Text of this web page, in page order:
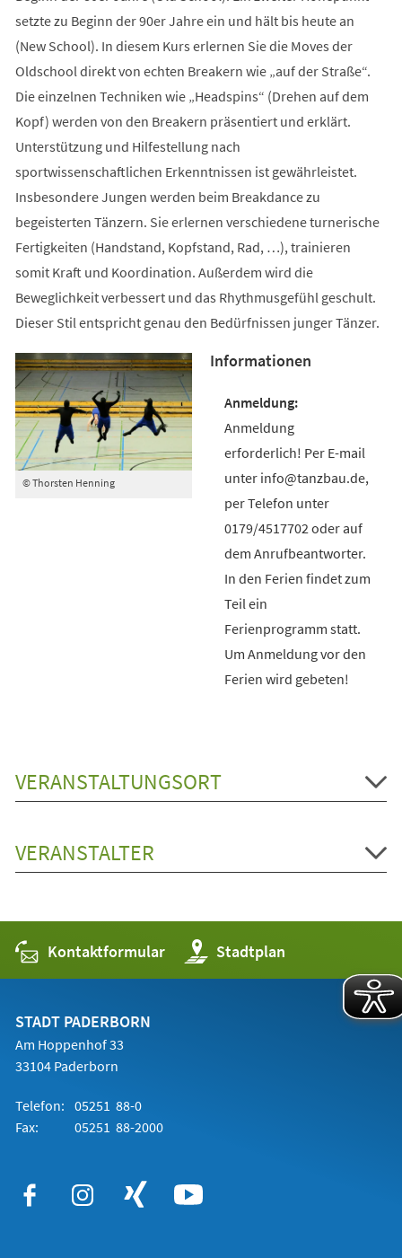
setzte zu Beginn der 90er Jahre ein und hält bis heute an
(New School). In diesem Kurs erlernen Sie die Moves der
Oldschool direkt von echten Breakern wie „auf der Straße“.
Die einzelnen Techniken wie „Headspins“ (Drehen auf dem
Kopf) werden von den Breakern präsentiert und erklärt.
Unterstützung und Hilfestellung nach
sportwissenschaftlichen Erkenntnissen ist gewährleistet.
Insbesondere Jungen werden beim Breakdance zu
begeisterten Tänzern. Sie erlernen verschiedene turnerische
Fertigkeiten (Handstand, Kopfstand, Rad, …), trainieren
somit Kraft und Koordination. Außerdem wird die
Beweglichkeit verbessert und das Rhythmusgefühl geschult.
Dieser Stil entspricht genau den Bedürfnissen junger Tänzer.
© Thorsten Henning
Informationen
Anmeldung
erforderlich! Per E-mail
unter info@tanzbau.de,
per Telefon unter
0179/4517702 oder auf
dem Anrufbeantworter.
In den Ferien findet zum
Teil ein
Ferienprogramm statt.
Um Anmeldung vor den
Ferien wird gebeten!
VERANSTALTUNGSORT
VERANSTALTER
Kontaktformular Stadtplan
(Öffnet
in
einem
STADT PADERBORN
Am Hoppenhof 33
33104 Paderborn
Telefon: 05251 88-0
Fax:
05251 88-2000